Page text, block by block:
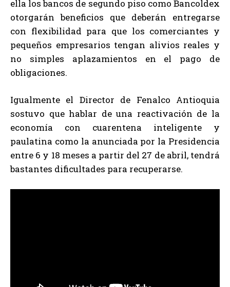
ella los bancos de segundo piso como Bancoldex
otorgarán beneficios que deberán entregarse
con flexibilidad para que los comerciantes y
pequeños empresarios tengan alivios reales y
no simples aplazamientos en el pago de
obligaciones.
Igualmente el Director de Fenalco Antioquia
sostuvo que hablar de una reactivación de la
economía con cuarentena inteligente y
paulatina como la anunciada por la Presidencia
entre 6 y 18 meses a partir del 27 de abril, tendrá
bastantes dificultades para recuperarse.